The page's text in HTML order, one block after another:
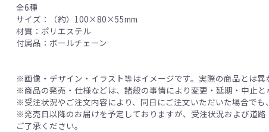
全6種
サイズ：（約）100×80×55mm
材質：ポリエステル
付属品：ボールチェーン
※画像・デザイン・イラスト等はイメージです。実際の商品とは異
※商品の発売・仕様などは、諸般の事情により変更・延期・中止と
※受注状況やご注文内容により、同日にご注文いただいた場合でも
※発売日以降のお届けを予定しておりますが、受注状況および道
ご了承ください。